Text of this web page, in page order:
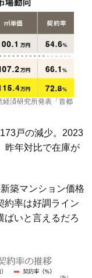
経済研究所発表「首都
戸の減少。2023
昨年対比で在庫が
築マンション価格
約率は好調ライン
ばいと言えるだろ